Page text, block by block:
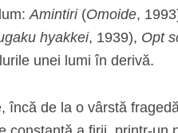
Amintiri(Omoide,
hyakkei, 1939), Opt
unei lumi în derivă.
încă de la o vârstă